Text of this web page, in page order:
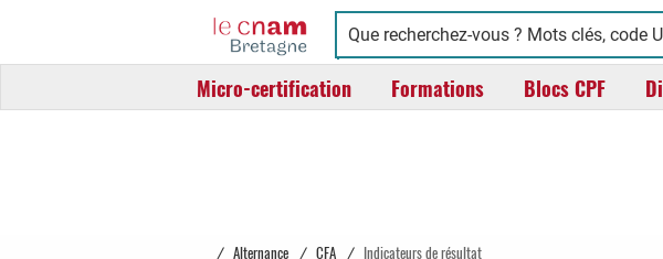
Cnam
Bretagne
Conservatoire
national
des
arts
Micro-certification Formations Blocs CPF
/ Alternance / CFA / Indicateurs de résultat